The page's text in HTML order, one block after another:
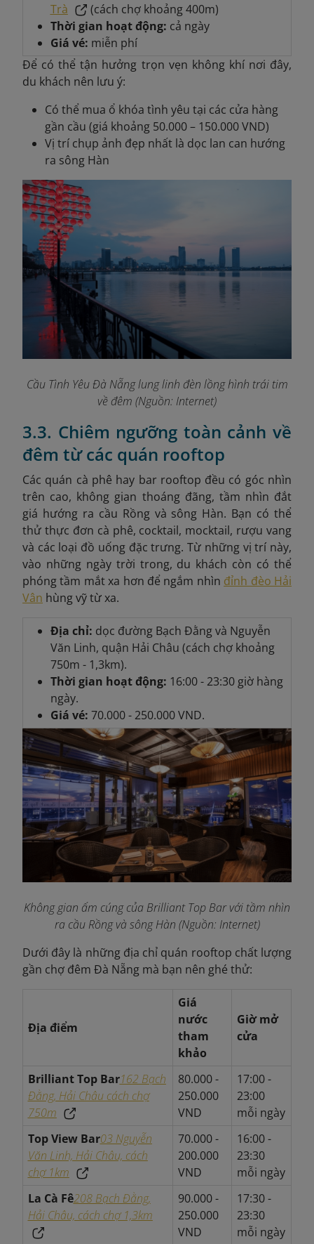
Trà
(cách chợ khoảng 400m)
Thời gian hoạt động: cả ngày
Giá vé: miễn phí
Để có thể tận hưởng trọn vẹn không khí nơi đây,
du khách nên lưu ý:
Có thể mua ổ khóa tình yêu tại các cửa hàng
gần cầu (giá khoảng 50.000 – 150.000 VND)
Vị trí chụp ảnh đẹp nhất là dọc lan can hướng
ra sông Hàn
Cầu Tình Yêu Đà Nẵng lung linh đèn lồng hình trái tim
về đêm (Nguồn: Internet)
3.3. Chiêm ngưỡng toàn cảnh về
đêm từ các quán rooftop
Các quán cà phê hay bar rooftop đều có góc nhìn
trên cao, không gian thoáng đãng, tầm nhìn đắt
giá hướng ra cầu Rồng và sông Hàn. Bạn có thể
thử thực đơn cà phê, cocktail, mocktail, rượu vang
và các loại đồ uống đặc trưng. Từ những vị trí này,
vào những ngày trời trong, du khách còn có thể
phóng tầm mắt xa hơn để ngắm nhìn đỉnh đèo Hải
Vân hùng vỹ từ xa.
Địa chỉ: dọc đường Bạch Đằng và Nguyễn
Văn Linh, quận Hải Châu (cách chợ khoảng
750m - 1,3km).
Thời gian hoạt động: 16:00 - 23:30 giờ hàng
ngày.
Giá vé: 70.000 - 250.000 VND.
Không gian ấm cúng của Brilliant Top Bar với tầm nhìn
ra cầu Rồng và sông Hàn (Nguồn: Internet)
Dưới đây là những địa chỉ quán rooftop chất lượng
gần chợ đêm Đà Nẵng mà bạn nên ghé thử:
Địa điểm
Giá
nước
tham
khảo
Giờ mở
cửa
Brilliant Top Bar162 Bạch
Đằng, Hải Châu cách chợ
750m
80.000 -
250.000
VND
17:00 -
23:00
mỗi ngày
Top View Bar03 Nguyễn
Văn Linh, Hải Châu, cách
chợ 1km
70.000 -
200.000
VND
16:00 -
23:30
mỗi ngày
La Cà Fê208 Bạch Đằng,
Hải Châu, cách chợ 1,3km
90.000 -
250.000
VND
17:30 -
23:30
mỗi ngày